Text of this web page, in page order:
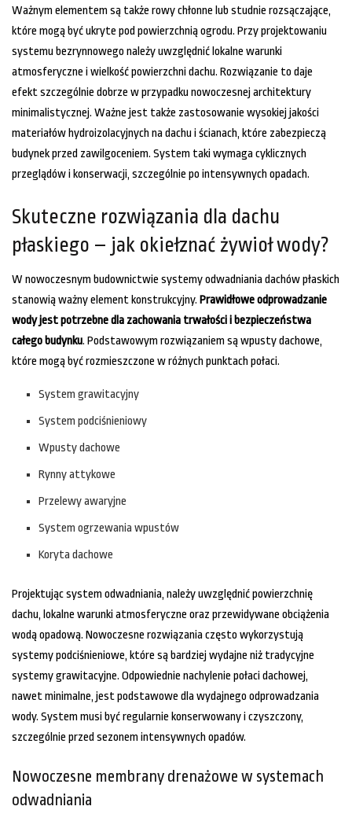
Ważnym elementem są także rowy chłonne lub studnie rozsączające,
które mogą być ukryte pod powierzchnią ogrodu. Przy projektowaniu
systemu bezrynnowego należy uwzględnić lokalne warunki
atmosferyczne i wielkość powierzchni dachu. Rozwiązanie to daje
efekt szczególnie dobrze w przypadku nowoczesnej architektury
minimalistycznej. Ważne jest także zastosowanie wysokiej jakości
materiałów hydroizolacyjnych na dachu i ścianach, które zabezpieczą
budynek przed zawilgoceniem. System taki wymaga cyklicznych
przeglądów i konserwacji, szczególnie po intensywnych opadach.
Skuteczne rozwiązania dla dachu
płaskiego – jak okiełznać żywioł wody?
W nowoczesnym budownictwie systemy odwadniania dachów płaskich
stanowią ważny element konstrukcyjny. Prawidłowe odprowadzanie
wody jest potrzebne dla zachowania trwałości i bezpieczeństwa
całego budynku. Podstawowym rozwiązaniem są wpusty dachowe,
które mogą być rozmieszczone w różnych punktach połaci.
System grawitacyjny
System podciśnieniowy
Wpusty dachowe
Rynny attykowe
Przelewy awaryjne
System ogrzewania wpustów
Koryta dachowe
Projektując system odwadniania, należy uwzględnić powierzchnię
dachu, lokalne warunki atmosferyczne oraz przewidywane obciążenia
wodą opadową. Nowoczesne rozwiązania często wykorzystują
systemy podciśnieniowe, które są bardziej wydajne niż tradycyjne
systemy grawitacyjne. Odpowiednie nachylenie połaci dachowej,
nawet minimalne, jest podstawowe dla wydajnego odprowadzania
wody. System musi być regularnie konserwowany i czyszczony,
szczególnie przed sezonem intensywnych opadów.
Nowoczesne membrany drenażowe w systemach
odwadniania